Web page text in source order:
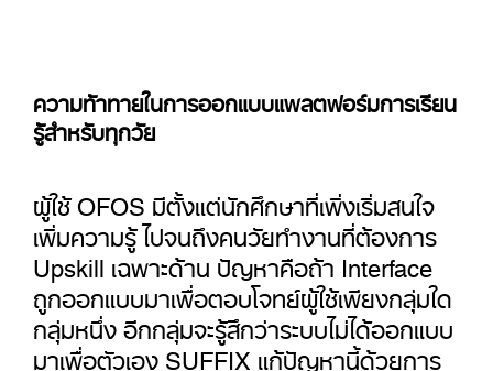
ความท้าทายในการออกแบบแพลตฟอร์มการเรียน
รู้สำหรับทุกวัย
ผู้ใช้ OFOS มีตั้งแต่นักศึกษาที่เพิ่งเริ่มสนใจ
เพิ่มความรู้ ไปจนถึงคนวัยทำงานที่ต้องการ
Upskill เฉพาะด้าน ปัญหาคือถ้า Interface
ถูกออกแบบมาเพื่อตอบโจทย์ผู้ใช้เพียงกลุ่มใด
กลุ่มหนึ่ง อีกกลุ่มจะรู้สึกว่าระบบไม่ได้ออกแบบ
มาเพื่อตัวเอง SUFFIX แก้ปัญหานี้ด้วยการ